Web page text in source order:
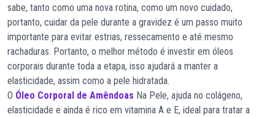
sabe, tanto como uma nova rotina, como um novo cuidado,
portanto, cuidar da pele durante a gravidez é um passo muito
importante para evitar estrias, ressecamento e até mesmo
rachaduras. Portanto, o melhor método é investir em óleos
corporais durante toda a etapa, isso ajudará a manter a
elasticidade, assim como a pele hidratada.
O Óleo Corporal de Amêndoas Na Pele, ajuda no colágeno,
elasticidade e ainda é rico em vitamina A e E, ideal para tratar a